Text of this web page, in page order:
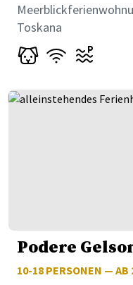
Toskana
Podere
10-18 PERSONEN — AB